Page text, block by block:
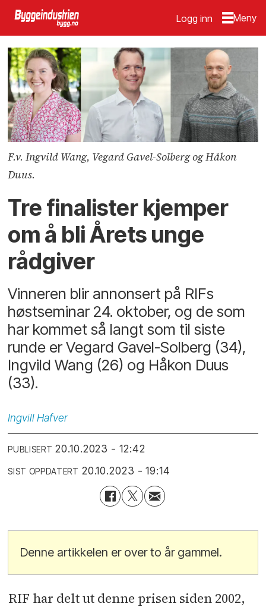
Logg inn
F.v. Ingvild Wang, Vegard Gavel-Solberg og Håkon
Duus.
Tre finalister kjemper
om å bli Årets unge
rådgiver
Vinneren blir annonsert på RIFs
høstseminar 24. oktober, og de som
har kommet så langt som til siste
runde er Vegard Gavel-Solberg (34),
Ingvild Wang (26) og Håkon Duus
(33).
Ingvill Hafver
PUBLISERT 20.10.2023 - 12:42
SIST OPPDATERT 20.10.2023 - 19:14
Denne artikkelen er over to år gammel.
RIF har delt ut denne prisen siden 2002,